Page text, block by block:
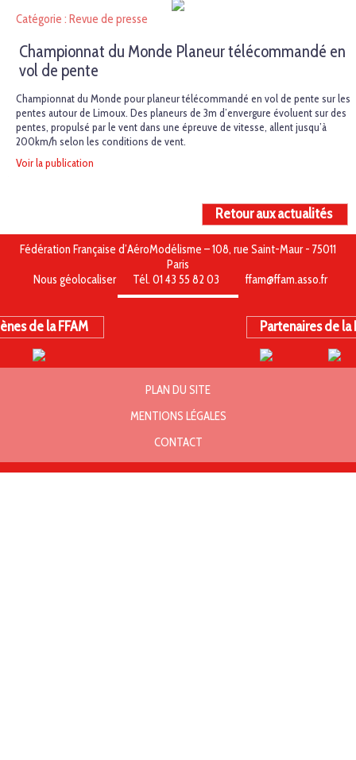
Catégorie : Revue de presse
Championnat du Monde Planeur télécommandé en
vol de pente
Championnat du Monde pour planeur télécommandé en vol de pente sur les
pentes autour de Limoux. Des planeurs de 3m d’envergure évoluent sur des
pentes, propulsé par le vent dans une épreuve de vitesse, allent jusqu’à
200km/h selon les conditions de vent.
Voir la publication
Retour aux actualités
Fédération Française d’AéroModélisme – 108, rue Saint-Maur - 75011
Paris
Nous géolocaliser
Tél. 01 43 55 82 03 ffam@ffam.asso.fr
de la FFAM Partenaires de la
PLAN DU SITE
MENTIONS LÉGALES
CONTACT